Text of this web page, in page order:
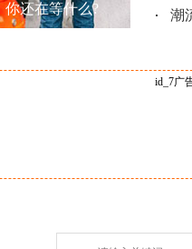
还在等什么? 潮流
id_7广